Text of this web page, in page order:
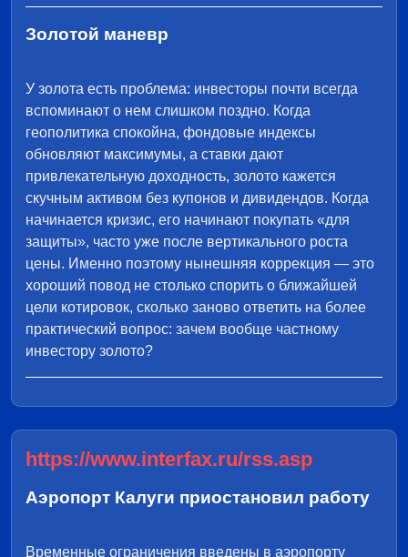
Золотой маневр
У золота есть проблема: инвесторы почти всегда
вспоминают о нем слишком поздно. Когда
геополитика спокойна, фондовые индексы
обновляют максимумы, а ставки дают
привлекательную доходность, золото кажется
скучным активом без купонов и дивидендов. Когда
начинается кризис, его начинают покупать «для
защиты», часто уже после вертикального роста
цены. Именно поэтому нынешняя коррекция — это
хороший повод не столько спорить о ближайшей
цели котировок, сколько заново ответить на более
практический вопрос: зачем вообще частному
инвестору золото?
https://www.interfax.ru/rss.asp
Аэропорт Калуги приостановил работу
Временные ограничения введены в аэропорту